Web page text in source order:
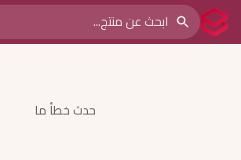
حدث خطأ ما